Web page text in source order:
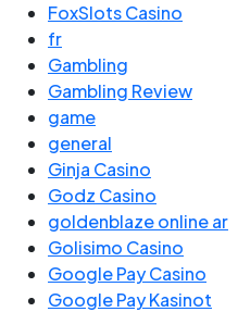
FoxSlots Casino
fr
Gambling
Gambling Review
game
general
Ginja Casino
Godz Casino
goldenblaze online ar
Golisimo Casino
Google Pay Casino
Google Pay Kasinot